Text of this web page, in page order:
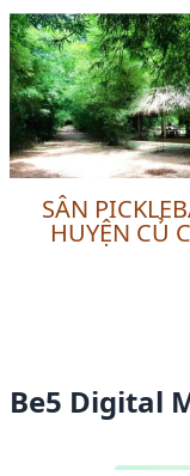
SÂN
HUYỆN CỦ
Be5 Digital